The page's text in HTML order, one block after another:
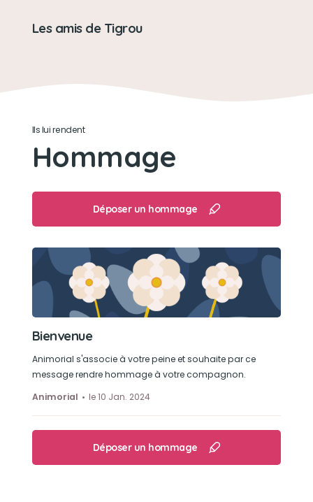
Les amis de Tigrou
Ils lui rendent
Hommage
Déposer un hommage
Bienvenue
Animorial s'associe à votre peine et souhaite par ce
message rendre hommage à votre compagnon.
Animorial
le 10 Jan. 2024
Déposer un hommage